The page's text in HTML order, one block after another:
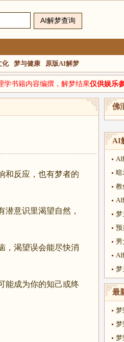
化 梦与健康 原版AI解梦
学书籍内容编撰，解梦结果仅供娱乐
和反应，也有梦者的
意识里渴望自然，
渴望误会能尽快消
成为你的知己或终
佛
AI
AI
暗
教
AI
梦
预
AI
梦
最
梦
梦
梦